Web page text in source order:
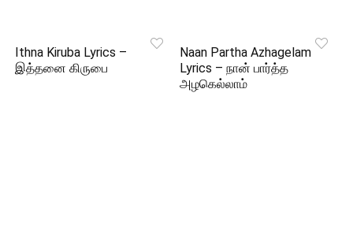
Ithna Kiruba Lyrics –
இத்தனை கிருபை
Naan Partha Azhagelam
Lyrics – நான் பார்த்த
அழகெல்லாம்